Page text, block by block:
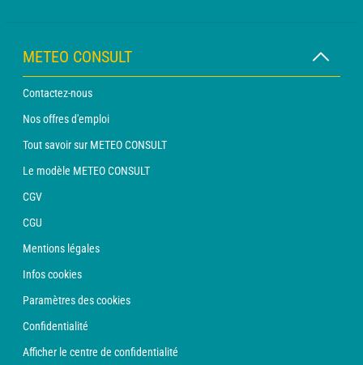
METEO CONSULT
Contactez-nous
Nos offres d'emploi
Tout savoir sur METEO CONSULT
Le modèle METEO CONSULT
CGV
CGU
Mentions légales
Infos cookies
Paramètres des cookies
Confidentialité
Afficher le centre de confidentialité